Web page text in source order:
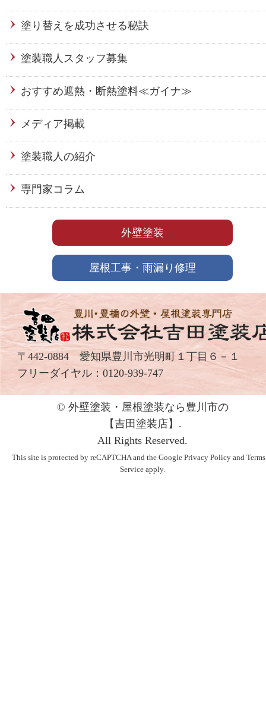
塗り替えを成功させる秘訣
塗装職人スタッフ募集
おすすめ遮熱・断熱塗料≪ガイナ≫
メディア掲載
塗装職人の紹介
専門家コラム
外壁塗装
屋根工事・雨漏り修理
〒442-0884 愛知県豊川市光明町１丁目６－１
フリーダイヤル： 0120-939-747
© 外壁塗装・屋根塗装なら豊川市の
【吉⽥塗装店】.
All Rights Reserved.
This site is protected by reCAPTCHA and the Google Privacy Policyand
Service apply.